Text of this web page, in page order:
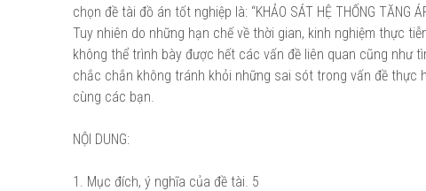
chọn đề tài đồ án tốt nghiệp là: “KHẢO SÁT HỆ THỐNG TĂNG
Tuy nhiên do những hạn chế về thời gian, kinh nghiệm thực
không thể trình bày được hết các vấn đề liên quan cũng như
chắc chắn không tránh khỏi những sai sót trong vấn đề
cùng các bạn.
NỘI DUNG:
1. Mục đích, ý nghĩa của đề tài. 5